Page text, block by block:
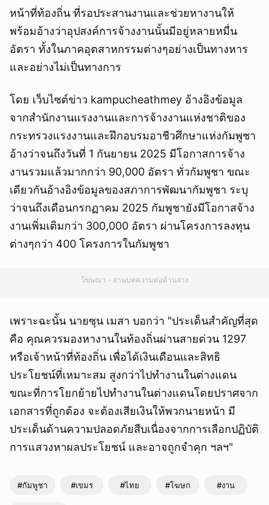
หน้าที่ท้องถิ่น ที่รอประสานงานและช่วยหางานให้
พร้อมอ้างว่าอุปสงค์การจ้างงานนั้นมีอยู่หลายหมื่น
อัตรา ทั้งในภาคอุตสาหกรรมต่างๆอย่างเป็นทางหาร
และอย่างไม่เป็นทางการ
โดย เว็บไซต์ข่าว kampucheathmey อ้างอิงข้อมูล
จากสำนักงานแรงงานและการจ้างงานแห่งชาติของ
กระทรวงแรงงานและฝึกอบรมอาชีวศึกษาแห่งกัมพูชา
อ้างว่าจนถึงวันที่ 1 กันยายน 2025 มีโอกาสการจ้าง
งานรวมแล้วมากกว่า 90,000 อัตรา ทั่วกัมพูชา ขณะ
เดียวกันอ้างอิงข้อมูลของสภาการพัฒนากัมพูชา ระบุ
ว่าจนถึงเดือนกรกฏาคม 2025 กัมพูชายังมีโอกาสจ้าง
งานเพิ่มเติมกว่า 300,000 อัตรา ผ่านโครงการลงทุน
ต่างๆกว่า 400 โครงการในกัมพูชา
โฆษณา - อ่านบทความต่อด้านล่าง
เพราะฉะนั้น นายซุน เมสา บอกว่า "ประเด็นสำคัญที่สุด
คือ คุณควรมองหางานในท้องถิ่นผ่านสายด่วน 1297
หรือเจ้าหน้าที่ท้องถิ่น เพื่อได้เงินเดือนและสิทธิ
ประโยชน์ที่เหมาะสม สูงกว่าไปทำงานในต่างแดน
ขณะที่การโยกย้ายไปทำงานในต่างแดนโดยปราศจาก
เอกสารที่ถูกต้อง จะต้องเสียเงินให้พวกนายหน้า มี
ประเด็นด้านความปลอดภัยสืบเนื่องจากการเลือกปฏิบัติ
การแสวงหาผลประโยชน์ และอาจถูกจำคุก ฯลฯ"
#กัมพูชา #เขมร #ไทย #โฆษก #งาน